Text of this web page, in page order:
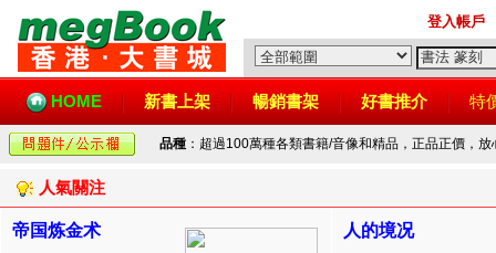
登入帳戶
HOME 新書上架 暢銷書架 好書推介 特
品種 ：超過100萬種各類書籍/音像和精品，正品正價，
人氣關注
帝国炼金术 人的境况